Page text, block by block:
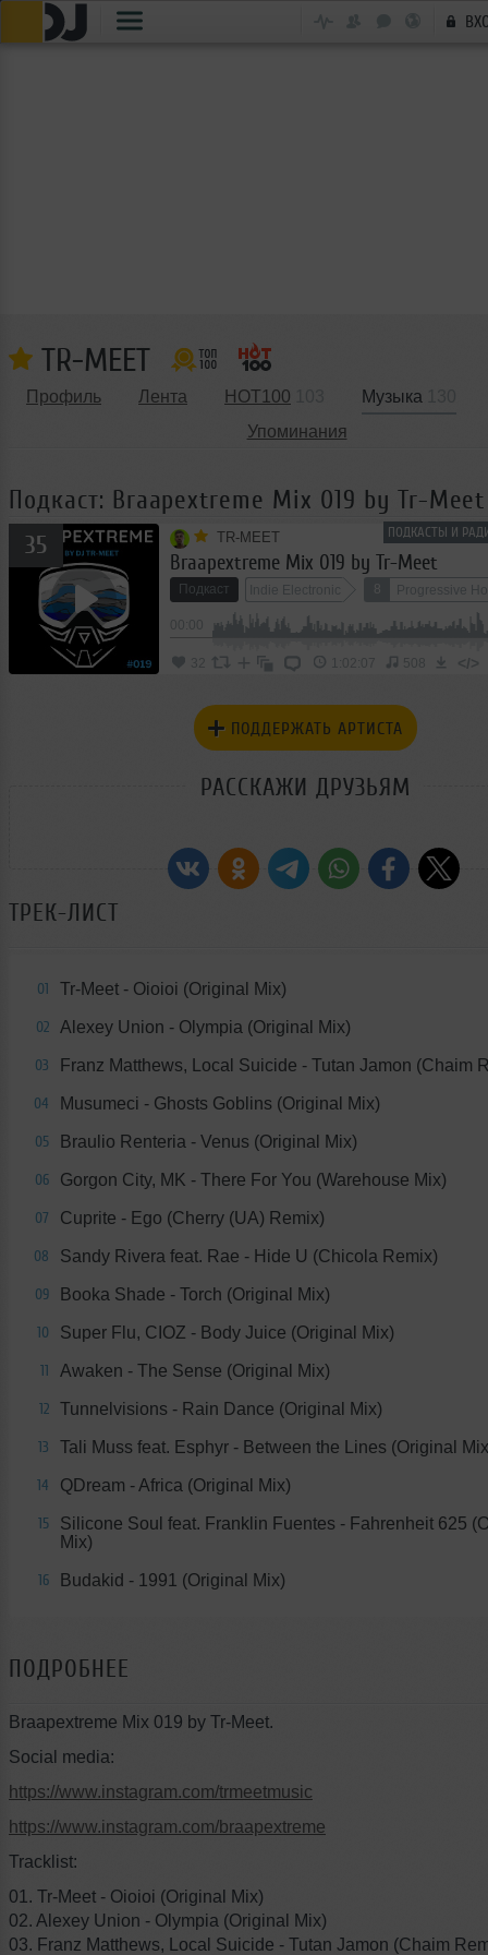
TR-MEET
Профиль Лента HOT100 Музыка
Упоминания
Подкаст: Braapextreme Mix 019 by Tr-Meet
ПОДКАСТЫ И
35 TR-MEET
Braapextreme Mix 019 by Tr-Meet
Подкаст Indie Electronic 8 Progressive
Deep Techno
32 1:02:07 508 </>
ПОДДЕРЖАТЬ АРТИСТА
РАССКАЖИ ДРУЗЬЯМ
ТРЕК-ЛИСТ
01 Tr-Meet - Oioioi (Original Mix)
02 Alexey Union - Olympia (Original Mix)
03 Franz Matthews, Local Suicide - Tutan Jamon (Chaim
04 Musumeci - Ghosts Goblins (Original Mix)
05 Braulio Renteria - Venus (Original Mix)
06 Gorgon City, MK - There For You (Warehouse Mix)
07 Cuprite - Ego (Cherry (UA) Remix)
08 Sandy Rivera feat. Rae - Hide U (Chicola Remix)
09 Booka Shade - Torch (Original Mix)
10 Super Flu, CIOZ - Body Juice (Original Mix)
11 Awaken - The Sense (Original Mix)
12 Tunnelvisions - Rain Dance (Original Mix)
13 Tali Muss feat. Esphyr - Between the Lines (Original
14 QDream - Africa (Original Mix)
15
Silicone Soul feat. Franklin Fuentes - Fahrenheit 625
Mix)
16 Budakid - 1991 (Original Mix)
ПОДРОБНЕЕ
Braapextreme Mix 019 by Tr-Meet.
Social media:
https://www.instagram.com/trmeetmusic
https://www.instagram.com/braapextreme
Tracklist:
01. Tr-Meet - Oioioi (Original Mix)
02. Alexey Union - Olympia (Original Mix)
03. Franz Matthews, Local Suicide - Tutan Jamon (Chaim